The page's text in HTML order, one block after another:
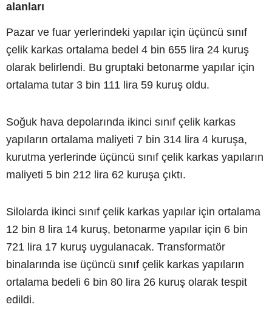
alanları
Pazar ve fuar yerlerindeki yapılar için üçüncü sınıf
çelik karkas ortalama bedel 4 bin 655 lira 24 kuruş
olarak belirlendi. Bu gruptaki betonarme yapılar için
ortalama tutar 3 bin 111 lira 59 kuruş oldu.
Soğuk hava depolarında ikinci sınıf çelik karkas
yapıların ortalama maliyeti 7 bin 314 lira 4 kuruşa,
kurutma yerlerinde üçüncü sınıf çelik karkas yapıların
maliyeti 5 bin 212 lira 62 kuruşa çıktı.
Silolarda ikinci sınıf çelik karkas yapılar için ortalama
12 bin 8 lira 14 kuruş, betonarme yapılar için 6 bin
721 lira 17 kuruş uygulanacak. Transformatör
binalarında ise üçüncü sınıf çelik karkas yapıların
ortalama bedeli 6 bin 80 lira 26 kuruş olarak tespit
edildi.